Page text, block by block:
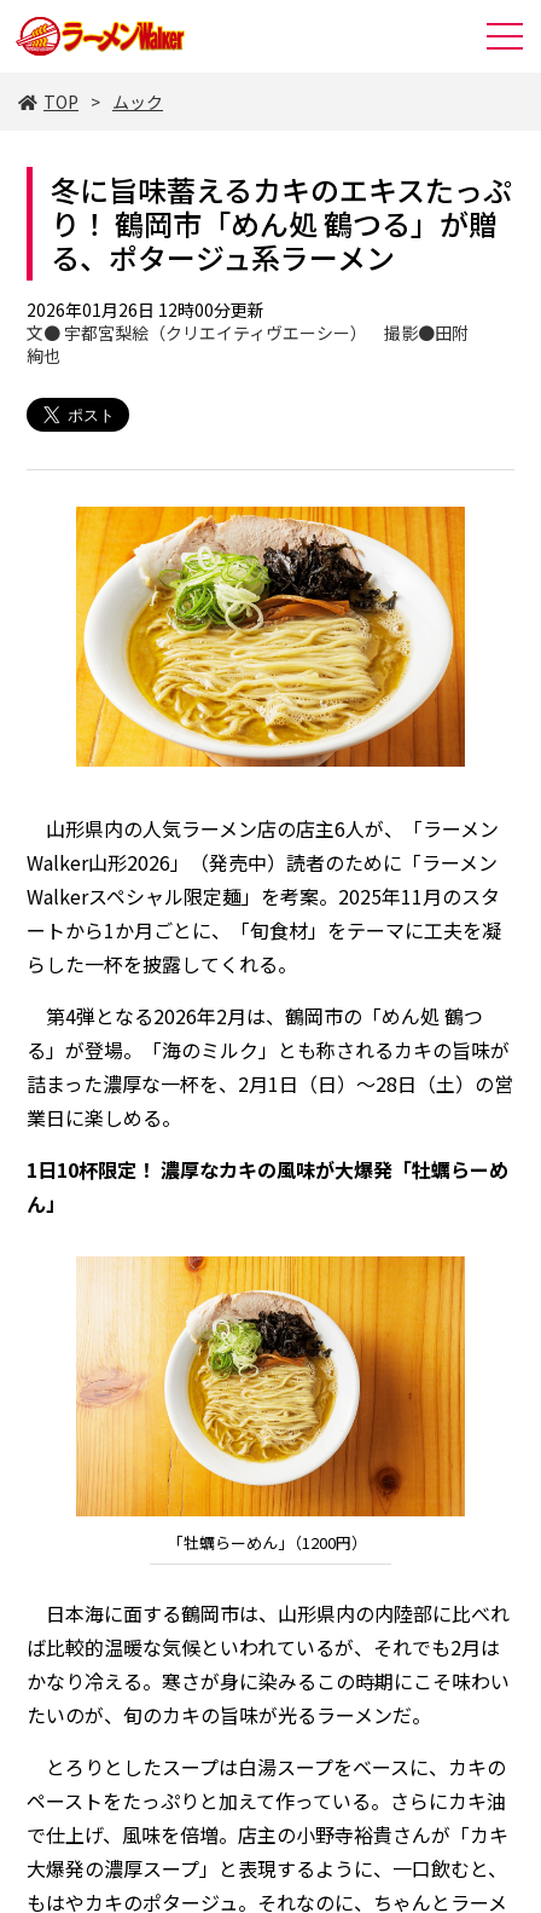
TOP ムック
冬に旨味蓄えるカキのエキスたっぷ
り！ 鶴岡市「めん処 鶴つる」が贈
る、ポタージュ系ラーメン
2026年01月26日 12時00分更新
文● 宇都宮梨絵（クリエイティヴエーシー） 撮影●田附
絢也
山形県内の人気ラーメン店の店主6人が、「ラーメン
Walker山形2026」（発売中）読者のために「ラーメン
Walkerスペシャル限定麺」を考案。2025年11月のスタ
ートから1か月ごとに、「旬食材」をテーマに工夫を凝
らした一杯を披露してくれる。
第4弾となる2026年2月は、鶴岡市の「めん処 鶴つ
る」が登場。「海のミルク」とも称されるカキの旨味が
詰まった濃厚な一杯を、2月1日（日）〜28日（土）の営
業日に楽しめる。
1日10杯限定！ 濃厚なカキの風味が大爆発「牡蠣らーめ
ん」
｢牡蠣らーめん｣（1200円）
日本海に面する鶴岡市は、山形県内の内陸部に比べれ
ば比較的温暖な気候といわれているが、それでも2月は
かなり冷える。寒さが身に染みるこの時期にこそ味わい
たいのが、旬のカキの旨味が光るラーメンだ。
とろりとしたスープは白湯スープをベースに、カキの
ペーストをたっぷりと加えて作っている。さらにカキ油
で仕上げ、風味を倍増。店主の小野寺裕貴さんが「カキ
大爆発の濃厚スープ」と表現するように、一口飲むと、
もはやカキのポタージュ。それなのに、ちゃんとラーメ